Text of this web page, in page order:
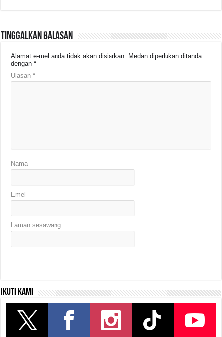
Tinggalkan Balasan
Alamat e-mel anda tidak akan disiarkan. Medan diperlukan ditanda
dengan*
Ulasan*
Nama
Emel
Laman sesawang
Ikuti kami